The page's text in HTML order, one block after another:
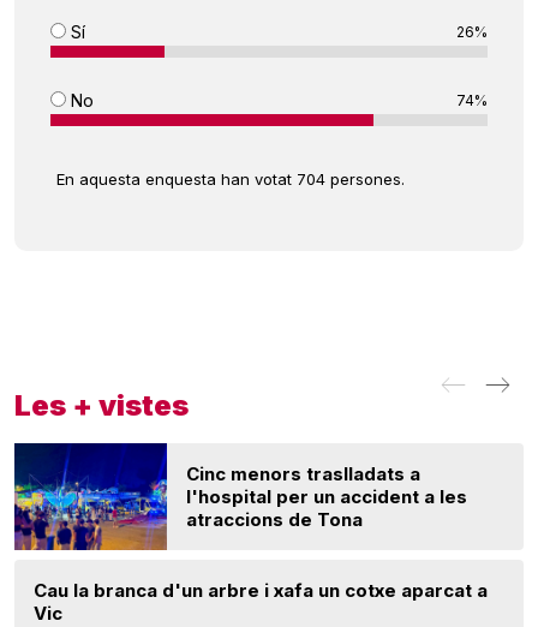
Sí 26%
No 74%
En aquesta enquesta han votat 704 persones.
Les + vistes
Cinc menors traslladats a
l'hospital per un accident a les
atraccions de Tona
Cau la branca d'un arbre i xafa un cotxe aparcat a
Vic